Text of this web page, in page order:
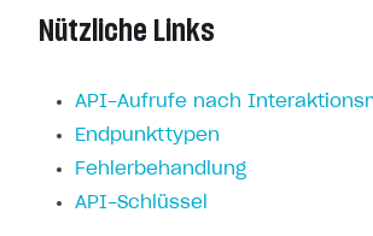
Nützliche Links
API-Aufrufe nach
Endpunkttypen
Fehlerbehandlung
API-Schlüssel